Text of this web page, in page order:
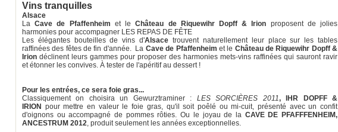
Vins tranquilles
Alsace
LaCave de Pfaffenheim et leChâteau de Riquewihr Dopff & Irion proposent de jolies
harmonies pour accompagner LES REPAS DE FÊTE
Les élégantes bouteilles de vins d'Alsace trouvent naturellement leur place sur les tables
raffinées des fêtes de fin d'année. La Cave de Pfaffenheim et le Château de Riquewihr Dopff &
Irion déclinent leurs gammes pour proposer des harmonies mets-vins raffinées qui sauront ravir
et étonner les convives. À tester de l'apéritif au dessert !
Pour les entrées, ce sera foie gras...
Classiquement on choisira un Gewurztraminer : LES SORCIÈRES 2011, IHR DOPFF &
IRION pour mettre en valeur le foie gras, qu'il soit poêlé ou mi-cuit, présenté avec un confit
d'oignons ou accompagné de pommes rôties. Ou le joyau de la CAVE DE PFAFFFENHEIM,
ANCESTRUM 2012, produit seulement les années exceptionnelles.